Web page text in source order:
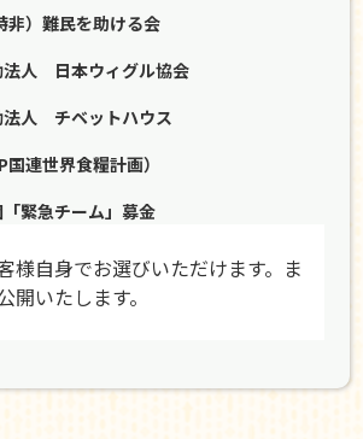
）難民を助ける会
法人 日本ウィグル協会
法人 チベットハウス
連世界食糧計画）
緊急チーム」募金
様自身でお選びいただけます。ま
開いたします。